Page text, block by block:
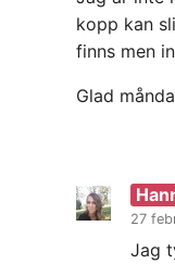
kopp kan
finns men
Glad
27
Jag